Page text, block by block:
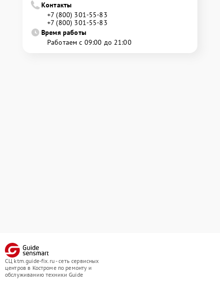
Контакты
+7 (800) 301-55-83
+7 (800) 301-55-83
Время работы
Работаем с 09:00 до 21:00
СЦ ktm.guide-fix.ru - сеть сервисных
центров в Костроме по ремонту и
обслуживанию техники Guide